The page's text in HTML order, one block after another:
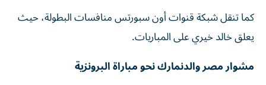
كما تنقل شبكة قنوات أون سبورتس منافسات البطولة، حيث
يعلق خالد خيري على المباريات.
مشوار مصر والدنمارك نحو مباراة البرونزية